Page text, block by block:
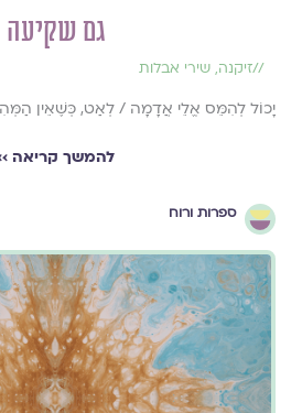
גם שקיעה
//זיקנה, שירי אבלות
יָכוֹל לְהִמֵּס אֱלֵי אֲדָמָה / לְאַט, כְּשֶׁאֵין
להמשך קריאה ››
ספרות ורוח